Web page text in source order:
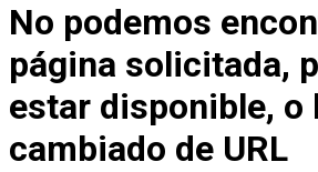
No podemos
página solicitada,
estar disponible, o
cambiado de URL